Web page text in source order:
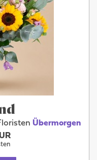
Übermorgen